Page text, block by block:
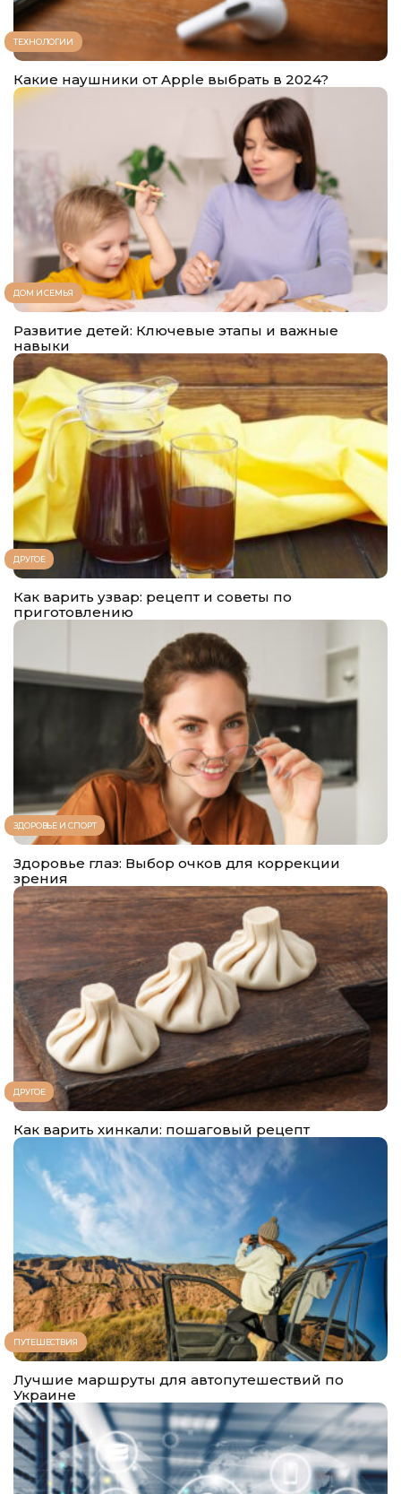
ТЕХНОЛОГИИ
Какие наушники от Apple выбрать в 2024?
ДОМ И СЕМЬЯ
Развитие детей: Ключевые этапы и важные
навыки
ДРУГОЕ
Как варить узвар: рецепт и советы по
приготовлению
ЗДОРОВЬЕ И СПОРТ
Здоровье глаз: Выбор очков для коррекции
зрения
ДРУГОЕ
Как варить хинкали: пошаговый рецепт
ПУТЕШЕСТВИЯ
Лучшие маршруты для автопутешествий по
Украине